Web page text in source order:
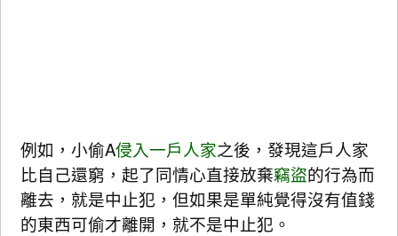
例如，小偷A侵入一戶人家之後，發現這戶人家
比自己還窮，起了同情心直接放棄竊盜的行為而
離去，就是中止犯，但如果是單純覺得沒有值錢
的東西可偷才離開，就不是中止犯。